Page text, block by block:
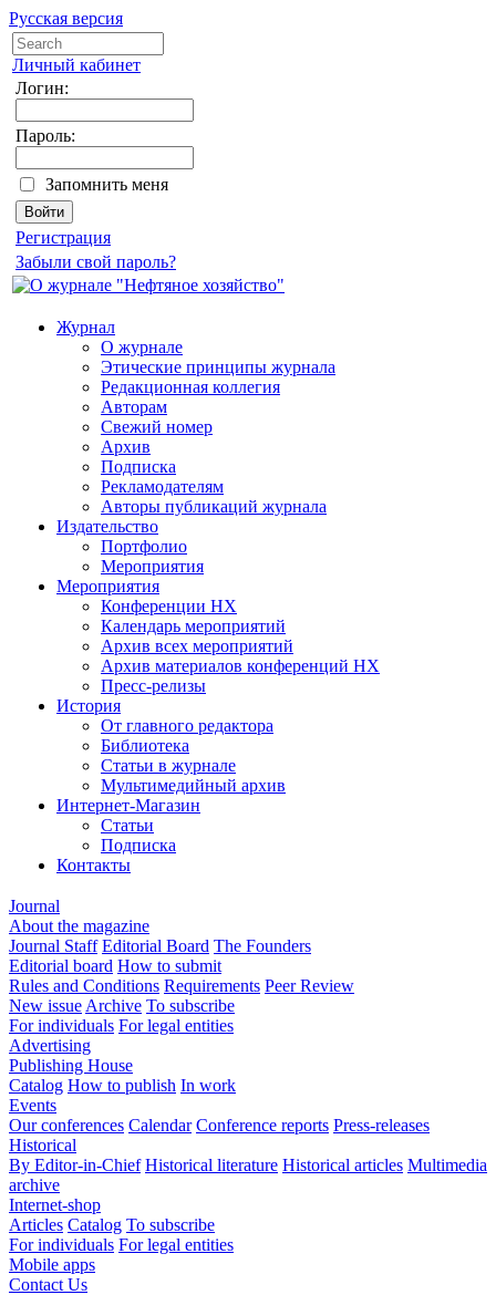
Русская версия
Личный кабинет
Логин:
Пароль:
Запомнить меня
Регистрация
Забыли свой пароль?
Журнал
О журнале
Этические принципы журнала
Редакционная коллегия
Авторам
Свежий номер
Архив
Подписка
Рекламодателям
Авторы публикаций журнала
Издательство
Портфолио
Мероприятия
Мероприятия
Конференции НХ
Календарь мероприятий
Архив всех мероприятий
Архив материалов конференций НХ
Пресс-релизы
История
От главного редактора
Библиотека
Статьи в журнале
Мультимедийный архив
Интернет-Магазин
Статьи
Подписка
Контакты
Journal
About the magazine
Journal Staff Editorial Board The Founders
Editorial board How to submit
Rules and Conditions Requirements Peer Review
New issue Archive To subscribe
For individuals For legal entities
Advertising
Publishing House
Catalog How to publish In work
Events
Our conferences Calendar Conference reports Press-releases
Historical
By Editor-in-Chief Historical literature Historical articles Multimedia
archive
Internet-shop
Articles Catalog To subscribe
For individuals For legal entities
Mobile apps
Contact Us